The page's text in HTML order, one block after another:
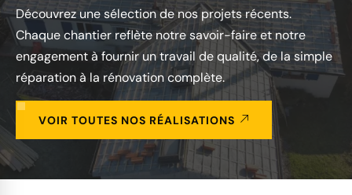
Découvrez une sélection de nos projets récents.
Chaque chantier reflète notre savoir-faire et notre
engagement à fournir un travail de qualité, de la simple
réparation à la rénovation complète.
VOIR TOUTES NOS RÉALISATIONS